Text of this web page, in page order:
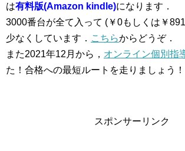
は有料版(Amazon kindle)になります．
3000番台が全て入って (￥0もしくは￥
少なくしています． こちらからどうぞ．
また2021年12月から， オンライン個別指
た！合格への最短ルートを走りましょう！
スポンサーリンク